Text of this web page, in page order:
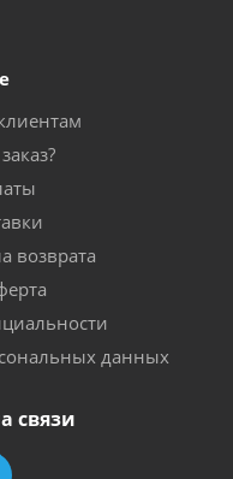
возврата
данных
связи